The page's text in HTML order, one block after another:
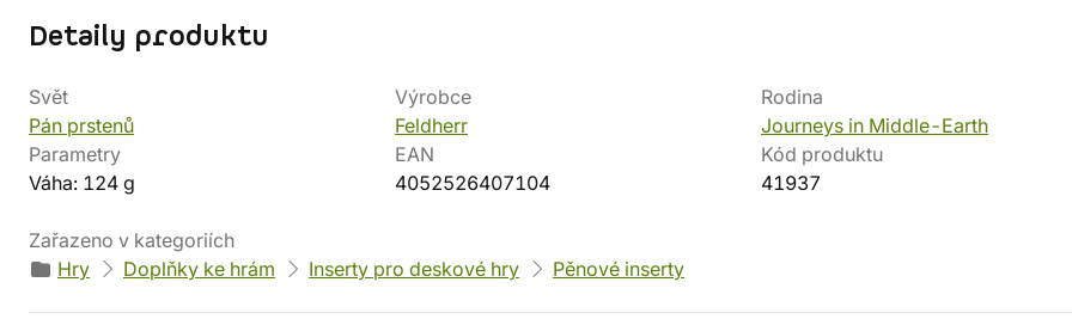
Detaily produktu
Svět
Pán prstenů
Výrobce
Feldherr
Rodina
Journeys in Middle-Earth
Parametry
Váha: 124 g
EAN
4052526407104
Kód produktu
41937
Zařazeno v kategoriích
Hry
Doplňky ke hrám Inserty pro deskové hry Pěnové inserty